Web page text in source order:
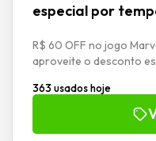
especial por
R$ 60 OFF no jogo
aproveite o desconto
363 usados hoje